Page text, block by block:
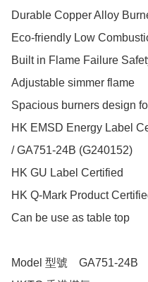
Durable Copper Alloy
Eco-friendly Low
Built in Flame Failure
Adjustable simmer flame
Spacious burners design
HK EMSD Energy Label
/ GA751-24B (G240152)
HK GU Label Certified
HK Q-Mark Product
Can be use as table top
Model 型號 	GA751-24B